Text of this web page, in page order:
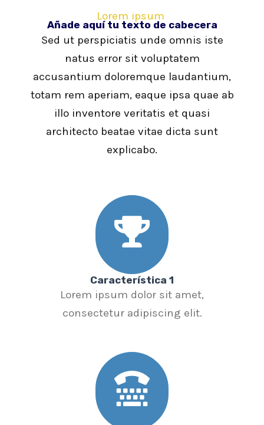
Lorem ipsum
Añade aquí tu texto de cabecera
Sed ut perspiciatis unde omnis iste
natus error sit voluptatem
accusantium doloremque laudantium,
totam rem aperiam, eaque ipsa quae ab
illo inventore veritatis et quasi
architecto beatae vitae dicta sunt
explicabo.
Característica 1
Lorem ipsum dolor sit amet,
consectetur adipiscing elit.